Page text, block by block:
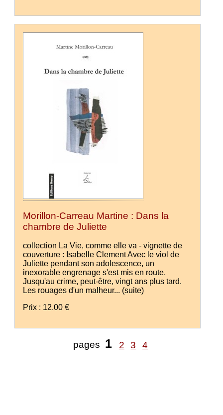
Morillon-Carreau Martine : Dans la
chambre de Juliette
collection La Vie, comme elle va - vignette de
couverture : Isabelle Clement Avec le viol de
Juliette pendant son adolescence, un
inexorable engrenage s'est mis en route.
Jusqu'au crime, peut-être, vingt ans plus tard.
Les rouages d'un malheur... (suite)
Prix : 12.00 €
pages 1 2 3 4